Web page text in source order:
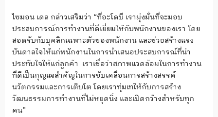
ไซมอน เดล กล่าวเสริมว่า “ที่อะโดบี เรามุ่งมั่นที่จะมอบ
ประสบการณ์การทำงานที่ดีเยี่ยมให้กับพนักงานของเรา โดย
สอดรับกับบุคลิกเฉพาะตัวของพนักงาน และช่วยสร้างแรง
บันดาลใจให้แก่พนักงานในการนำเสนอประสบการณ์ที่น่า
ประทับใจให้แก่ลูกค้า เราเชื่อว่าสภาพแวดล้อมในการทำงาน
ที่ดีเป็นกุญแจสำคัญในการขับเคลื่อนการสร้างสรรค์
นวัตกรรมและการเติบโต โดยเราทุ่มเทให้กับการสร้าง
วัฒนธรรมการทำงานที่ไม่หยุดนิ่ง และเปิดกว้างสำหรับทุก
คน”